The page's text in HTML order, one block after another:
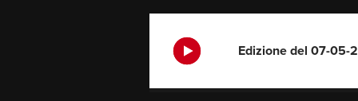
Edizione del 07-05-